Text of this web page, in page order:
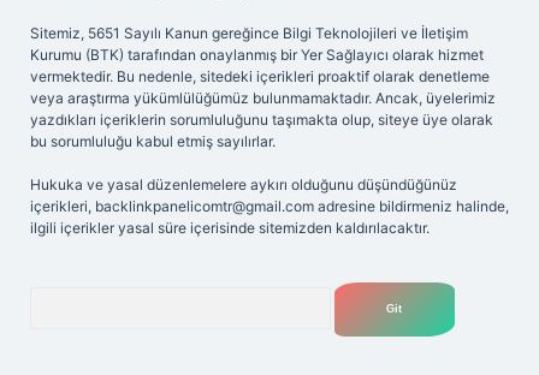
Sitemiz, 5651 Sayılı Kanun gereğince Bilgi Teknolojileri ve İletişim
Kurumu (BTK) tarafından onaylanmış bir Yer Sağlayıcı olarak hizmet
vermektedir. Bu nedenle, sitedeki içerikleri proaktif olarak denetleme
veya araştırma yükümlülüğümüz bulunmamaktadır. Ancak, üyelerimiz
yazdıkları içeriklerin sorumluluğunu taşımakta olup, siteye üye olarak
bu sorumluluğu kabul etmiş sayılırlar.
Hukuka ve yasal düzenlemelere aykırı olduğunu düşündüğünüz
içerikleri, backlinkpanelicomtr@gmail.com adresine bildirmeniz halinde,
ilgili içerikler yasal süre içerisinde sitemizden kaldırılacaktır.